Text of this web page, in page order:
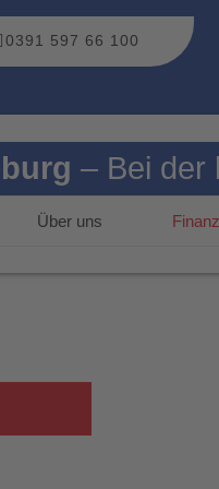
0391 597 66 100
– Bei der
Über uns